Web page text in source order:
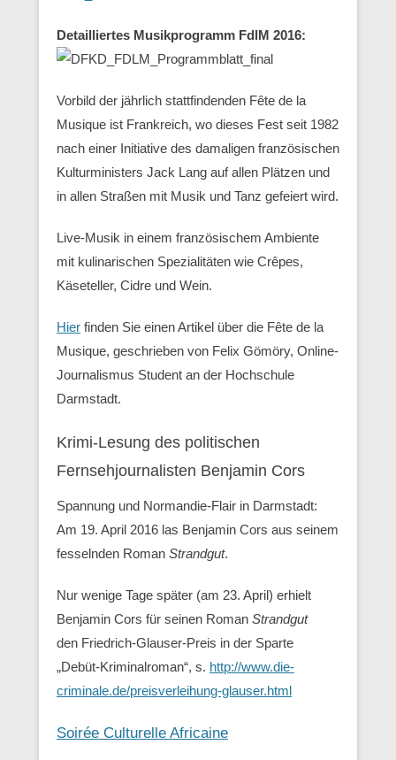
Detailliertes Musikprogramm FdlM 2016:
Vorbild der jährlich stattfindenden Fête de la
Musique ist Frankreich, wo dieses Fest seit 1982
nach einer Initiative des damaligen französischen
Kulturministers Jack Lang auf allen Plätzen und
in allen Straßen mit Musik und Tanz gefeiert wird.
Live-Musik in einem französischem Ambiente
mit kulinarischen Spezialitäten wie Crêpes,
Käseteller, Cidre und Wein.
Hier finden Sie einen Artikel über die Fête de la
Musique, geschrieben von Felix Gömöry, Online-
Journalismus Student an der Hochschule
Darmstadt.
Krimi-Lesung des politischen
Fernsehjournalisten Benjamin Cors
Spannung und Normandie-Flair in Darmstadt:
Am 19. April 2016 las Benjamin Cors aus seinem
fesselnden Roman Strandgut.
Nur wenige Tage später (am 23. April) erhielt
Benjamin Cors für seinen Roman Strandgut
den Friedrich-Glauser-Preis in der Sparte
„Debüt-Kriminalroman“, s. http://www.die-
criminale.de/preisverleihung-glauser.html
Soirée Culturelle Africaine